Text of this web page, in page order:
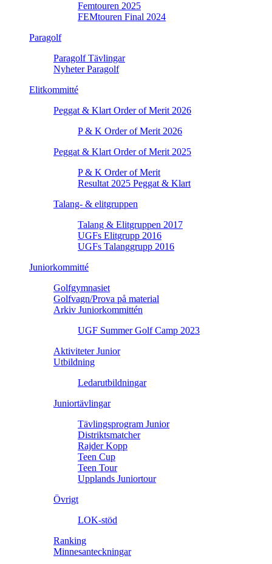
Femtouren 2025
FEMtouren Final 2024
Paragolf
Paragolf Tävlingar
Nyheter Paragolf
Elitkommitté
Peggat & Klart Order of Merit 2026
P & K Order of Merit 2026
Peggat & Klart Order of Merit 2025
P & K Order of Merit
Resultat 2025 Peggat & Klart
Talang- & elitgruppen
Talang & Elitgruppen 2017
UGFs Elitgrupp 2016
UGFs Talanggrupp 2016
Juniorkommitté
Golfgymnasiet
Golfvagn/Prova på material
Arkiv Juniorkommittén
UGF Summer Golf Camp 2023
Aktiviteter Junior
Utbildning
Ledarutbildningar
Juniortävlingar
Tävlingsprogram Junior
Distriktsmatcher
Rajder Kopp
Teen Cup
Teen Tour
Upplands Juniortour
Övrigt
LOK-stöd
Ranking
Minnesanteckningar